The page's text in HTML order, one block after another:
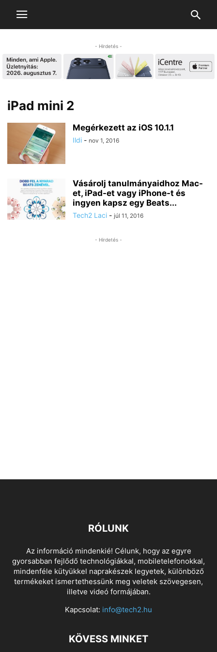
- Hirdetés -
iPad mini 2
Megérkezett az iOS 10.1.1
Ildi - nov 1, 2016
Vásárolj tanulmányaidhoz Mac-
et, iPad-et vagy iPhone-t és
ingyen kapsz egy Beats...
Tech2 Laci - júl 11, 2016
- Hirdetés -
RÓLUNK
Az információ mindenkié! Célunk, hogy az egyre
gyorsabban fejlődő technológiákkal, mobiletelefonokkal,
mindenféle kütyükkel naprakészek legyetek, különböző
termékeket ismertethessünk meg veletek szövegesen,
illetve videó formájában.
Kapcsolat: info@tech2.hu
KÖVESS MINKET